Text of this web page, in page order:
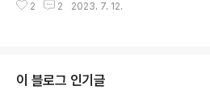
닷컴(Investing.com)은 실시간 시세, 포트폴리
래 라이브러리로 접근시 403 오류가 발생합니
github.com/alvaro..
2 2 2023. 7. 12.
이 블로그 인기글